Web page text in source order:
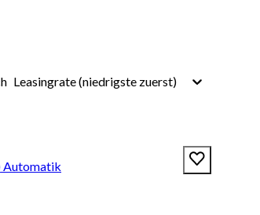
Leasingrate (niedrigste zuerst)
Automatik